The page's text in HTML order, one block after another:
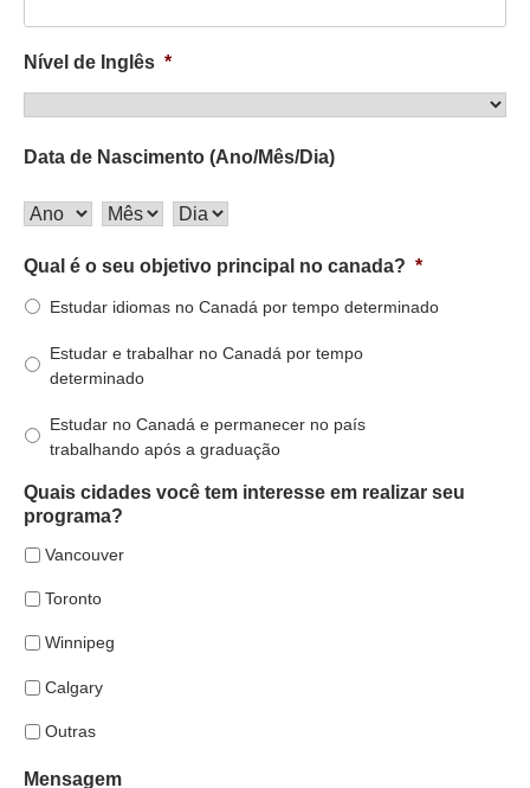
Nível de Inglês *
Data de Nascimento (Ano/Mês/Dia)
Qual é o seu objetivo principal no canada? *
Estudar idiomas no Canadá por tempo determinado
Estudar e trabalhar no Canadá por tempo
determinado
Estudar no Canadá e permanecer no país
trabalhando após a graduação
Quais cidades você tem interesse em realizar seu
programa?
Vancouver
Toronto
Winnipeg
Calgary
Outras
Mensagem